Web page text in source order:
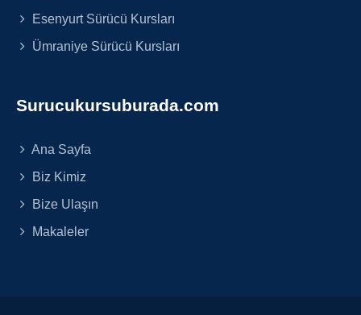
Esenyurt Sürücü Kursları
Ümraniye Sürücü Kursları
Surucukursuburada.com
Ana Sayfa
Biz Kimiz
Bize Ulaşın
Makaleler